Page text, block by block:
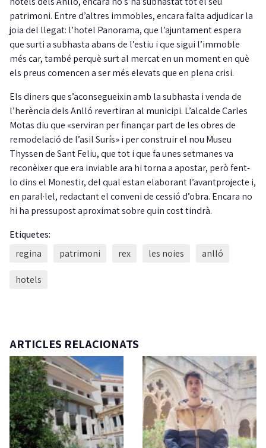
patrimoni. Entre d’altres immobles, encara falta adjudicar la
joia del llegat: l’hotel Panorama, que l’ajuntament espera
que surti a subhasta abans de l’estiu i que sigui l’immoble
més car, també perquè surt al mercat en un moment en què
els preus comencen a ser més elevats que en plena crisi.
Els diners que s’aconsegueixin amb la subhasta i venda de
l’herència dels Anlló revertiran al municipi. L’alcalde Carles
Motas diu que «serviran per finançar part de les obres de
remodelació de l’asil Surís» i per construir el nou Museu
Thyssen de Sant Feliu, que tot i que fa unes setmanes va
reconèixer que era inviable ara hi torna a apostar, però fent-
lo dins el Monestir, del qual estan elaborant l’avantprojecte i,
en paral·lel, redactant el conveni de cessió d’obra. Encara no
hi ha pressupost aproximat sobre quin cost tindrà.
Etiquetes:
regina
patrimoni rex les noies anlló
hotels
ARTICLES RELACIONATS